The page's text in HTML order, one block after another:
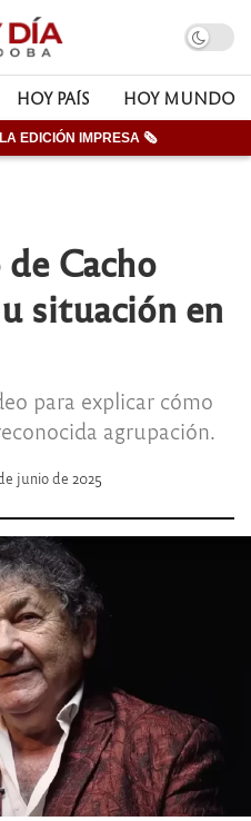
HOY PAÍS HOY MUNDO
EDICIÓN IMPRESA 🗞
Cacho
situación en
para explicar cómo
agrupación.
junio de 2025